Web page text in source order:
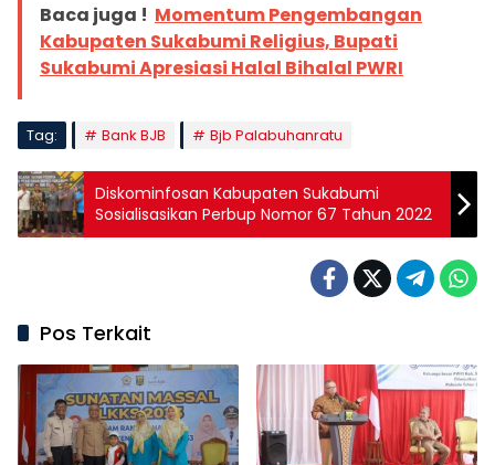
Baca juga ! Momentum Pengembangan
Kabupaten Sukabumi Religius, Bupati
Sukabumi Apresiasi Halal Bihalal PWRI
Tag: Bank BJB Bjb Palabuhanratu
Diskominfosan Kabupaten Sukabumi
Sosialisasikan Perbup Nomor 67 Tahun 2022
Pos Terkait